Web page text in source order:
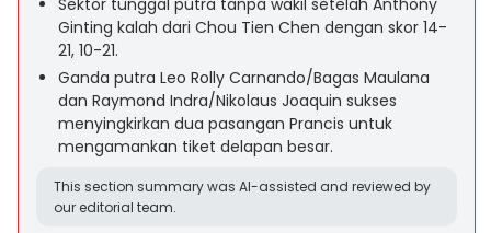
Sektor tunggal putra tanpa wakil setelah Anthony
Ginting kalah dari Chou Tien Chen dengan skor 14-
21, 10-21.
Ganda putra Leo Rolly Carnando/Bagas Maulana
dan Raymond Indra/Nikolaus Joaquin sukses
menyingkirkan dua pasangan Prancis untuk
mengamankan tiket delapan besar.
This section summary was AI-assisted and reviewed by
our editorial team.